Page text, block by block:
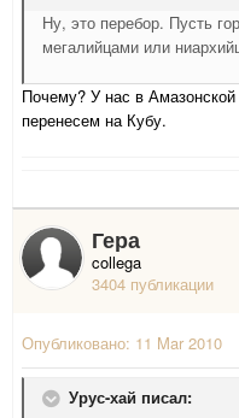
Ну, это перебор. Пусть
мегалийцами или
Почему? У нас в
перенесем на Кубу.
Гера
collega
3404 публикации
Опубликовано: 11 Mar 2010
Урус-хай писал: